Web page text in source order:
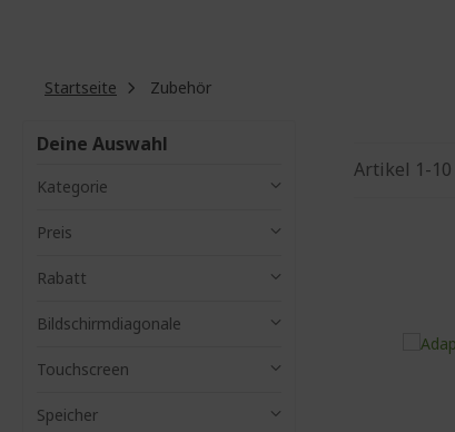
Startseite Zubehör
Artikel 1-10
Deine Auswahl
Kategorie
Preis
Rabatt
Bildschirmdiagonale
Touchscreen
Speicher